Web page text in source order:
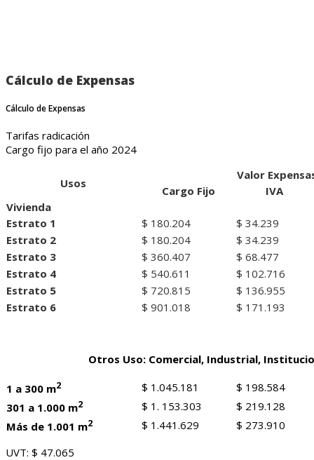
Cálculo de Expensas
Cálculo de Expensas
Tarifas radicación
Cargo fijo para el año 2024
Usos
Valor
Cargo Fijo
IVA
Vivienda
Estrato 1
$ 180.204
$ 34.239
Estrato 2
$ 180.204
$ 34.239
Estrato 3
$ 360.407
$ 68.477
Estrato 4
$ 540.611
$ 102.716
Estrato 5
$ 720.815
$ 136.955
Estrato 6
$ 901.018 $ 171.193
Otros Uso: Comercial, Industrial,
1 a 300 m2 $ 1.045.181
$ 198.584
301 a 1.000 m2 $ 1. 153.303
$ 219.128
Más de 1.001 m2 $ 1.441.629
$ 273.910
UVT: $ 47.065